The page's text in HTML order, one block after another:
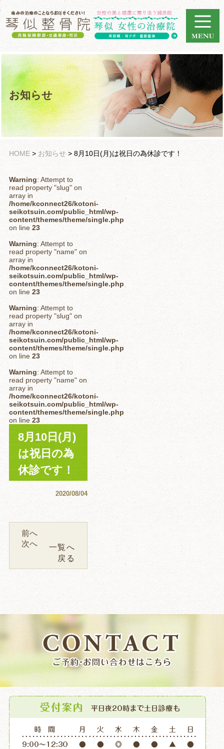
お知らせ
HOME> お知らせ > 8月10日(月)は祝日の為休診です！
Warning: Attempt to
read property "slug" on
array in
/home/kconnect26/kotoni-
seikotsuin.com/public_html/wp-
content/themes/theme/single.php
on line 23
Warning: Attempt to
read property "name" on
array in
/home/kconnect26/kotoni-
seikotsuin.com/public_html/wp-
content/themes/theme/single.php
on line 23
Warning: Attempt to
read property "slug" on
array in
/home/kconnect26/kotoni-
seikotsuin.com/public_html/wp-
content/themes/theme/single.php
on line 23
Warning: Attempt to
read property "name" on
array in
/home/kconnect26/kotoni-
seikotsuin.com/public_html/wp-
content/themes/theme/single.php
on line 23
8月10日(月)
は祝日の為
休診です！
2020/08/04
前へ
次へ
一覧へ
戻る